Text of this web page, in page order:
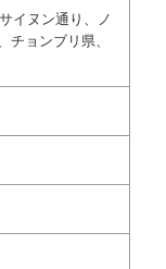
イヌン通り、ノ
ョンブリ県、